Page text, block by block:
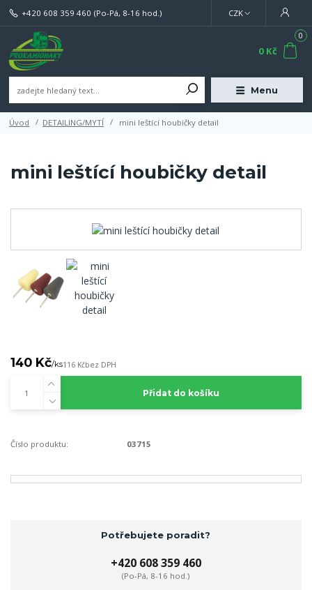
Menu
CZK
+420 608 359 460 (Po-Pá, 8-16 hod.)
0
0 Kč
Úvod DETAILING/MYTÍ mini leštící houbičky detail
mini leštící houbičky detail
140 Kč/ks116 Kčbez DPH
Přidat do košíku
Číslo produktu: 03715
Potřebujete poradit?
+420 608 359 460
(Po-Pá, 8-16 hod.)